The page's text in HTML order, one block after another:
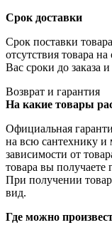
Срок доставки
Срок поставки
отсутствия товара
Вас сроки до заказа
Возврат и гарантия
На какие товары
Официальная
на всю сантехнику и
зависимости от
товара вы получаете
При получении
вид.
Где можно